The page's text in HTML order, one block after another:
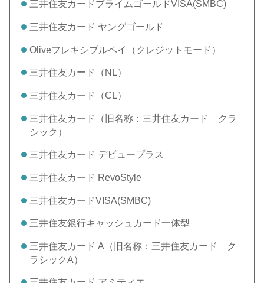
三井住友カードプライムゴールドVISA(SMBC)
三井住友カード ヤングゴールド
Oliveフレキシブルペイ（クレジットモード）
三井住友カード（NL）
三井住友カード（CL）
三井住友カード（旧名称：三井住友カード クラ
シック）
三井住友カード デビュープラス
三井住友カード RevoStyle
三井住友カードVISA(SMBC)
三井住友銀行キャッシュカード一体型
三井住友カード A（旧名称：三井住友カード ク
ラシックA）